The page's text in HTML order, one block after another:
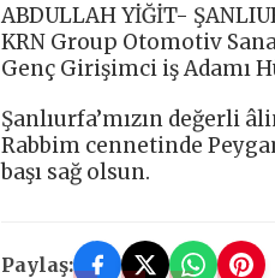
ABDULLAH YİĞİT-
KRN Group Otomotiv
Genç Girişimci iş Adamı
Şanlıurfa’mızın değerli
Rabbim cennetinde
başı sağ olsun.
Paylaş: